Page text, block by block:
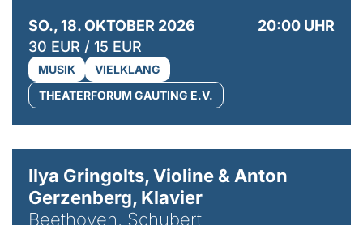
SO., 18. OKTOBER 2026
20:00 UHR
30 EUR / 15 EUR
MUSIK
VIELKLANG
THEATERFORUM GAUTING E.V.
Ilya Gringolts, Violine & Anton
Gerzenberg, Klavier
Beethoven, Schubert